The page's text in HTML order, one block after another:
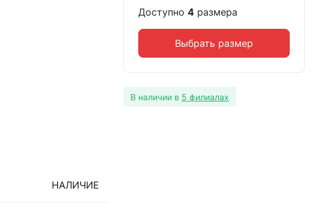
НАЛИЧИЕ
Доступно 4 размера
Выбрать размер
В наличии в 5 филиалах